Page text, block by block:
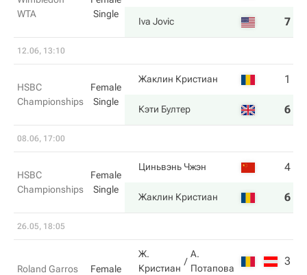
WTA
Single
Iva Jovic 7
12.06, 13:10
HSBC
Championships
Female
Single
Жаклин Кристиан 1
Кэти Бултер 6
08.06, 17:00
HSBC
Championships
Female
Single
Циньвэнь Чжэн 4
Жаклин Кристиан 6
26.05, 18:05
Roland Garros
Female
Ж.
Кристиан
А.
Потапова
3